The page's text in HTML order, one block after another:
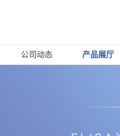
公司动态 产品展厅